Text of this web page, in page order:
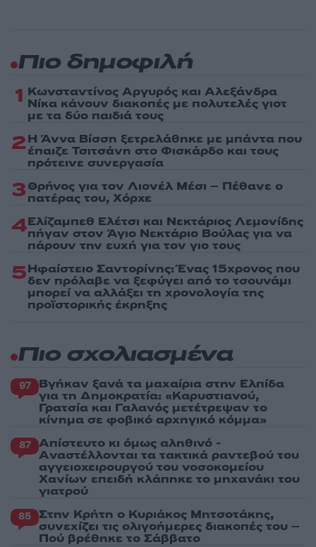
Πιο δημοφιλή
1 Κωνσταντίνος Αργυρός και Αλεξάνδρα
Νίκα κάνουν διακοπές με πολυτελές γιοτ
με τα δύο παιδιά τους
2Η Άννα Βίσση ξετρελάθηκε με μπάντα που
έπαιζε Τσιτσάνη στο Φισκάρδο και τους
πρότεινε συνεργασία
3Θρήνος για τον Λιονέλ Μέσι – Πέθανε ο
πατέρας του, Χόρχε
4Ελίζαμπεθ Ελέτσι και Νεκτάριος Λεμονίδης
πήγαν στον Άγιο Νεκτάριο Βούλας για να
πάρουν την ευχή για τον γιο τους
5Ηφαίστειο Σαντορίνης: Ένας 15χρονος που
δεν πρόλαβε να ξεφύγει από το τσουνάμι
μπορεί να αλλάξει τη χρονολογία της
προϊστορικής έκρηξης
Πιο σχολιασμένα
97 Βγήκαν ξανά τα μαχαίρια στην Ελπίδα
για τη Δημοκρατία: «Καρυστιανού,
Γρατσία και Γαλανός μετέτρεψαν το
κίνημα σε φοβικό αρχηγικό κόμμα»
87 Απίστευτο κι όμως αληθινό -
Aναστέλλονται τα τακτικά ραντεβού του
αγγειοχειρουργού του νοσοκομείου
Χανίων επειδή κλάπηκε το μηχανάκι του
γιατρού
85 Στην Κρήτη ο Κυριάκος Μητσοτάκης,
συνεχίζει τις ολιγοήμερες διακοπές του –
Πού βρέθηκε το Σάββατο